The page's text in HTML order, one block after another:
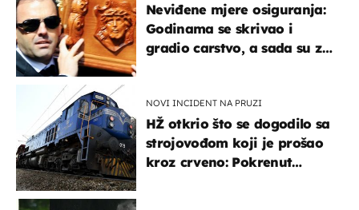
Neviđene mjere osiguranja:
Godinama se skrivao i
gradio carstvo, a sada su za
NOVI INCIDENT NA PRUZI
HŽ otkrio što se dogodilo sa
strojovođom koji je prošao
kroz crveno: Pokrenut